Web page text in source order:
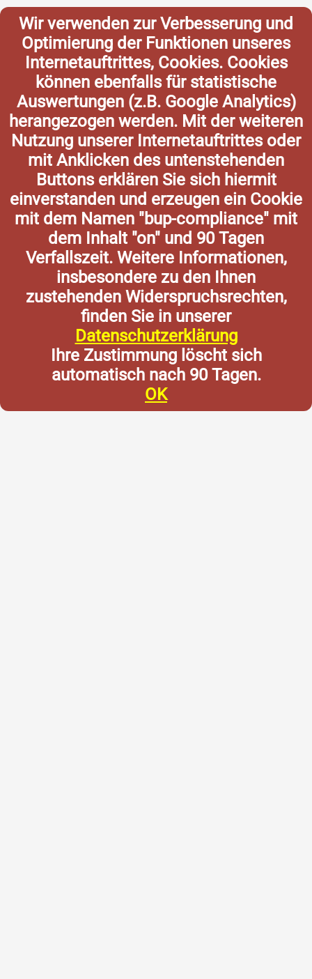
Wir verwenden zur Verbesserung und
Optimierung der Funktionen unseres
Internetauftrittes, Cookies. Cookies
können ebenfalls für statistische
Auswertungen (z.B. Google Analytics)
herangezogen werden. Mit der weiteren
Nutzung unserer Internetauftrittes oder
mit Anklicken des untenstehenden
Buttons erklären Sie sich hiermit
einverstanden und erzeugen ein Cookie
mit dem Namen "bup-compliance" mit
dem Inhalt "on" und 90 Tagen
Verfallszeit. Weitere Informationen,
insbesondere zu den Ihnen
zustehenden Widerspruchsrechten,
finden Sie in unserer
Datenschutzerklärung
Ihre Zustimmung löscht sich
automatisch nach 90 Tagen.
OK